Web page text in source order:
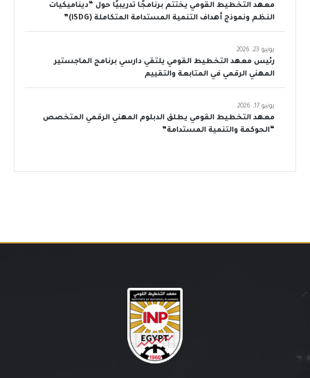
معهد التخطيط القومي يختتم برنامجًا تدريبيًا حول “ديناميكيات
النظم ونموذج أهداف التنمية المستدامة المتكاملة (iSDG)”
رئيس معهد التخطيط القومي يلتقي دارسي برنامج الماجستير
المهني الرقمي في المتابعة والتقييم
يونيو 23, 2026
معهد التخطيط القومي يطلق الدبلوم المهني الرقمي المتخصص
“الحوكمة والتنمية المستدامة”
يونيو 17, 2026